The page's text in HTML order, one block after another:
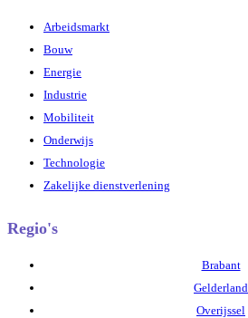
Arbeidsmarkt
Bouw
Energie
Industrie
Mobiliteit
Onderwijs
Technologie
Zakelijke dienstverlening
Regio's
Brabant
Gelderland
Overijssel